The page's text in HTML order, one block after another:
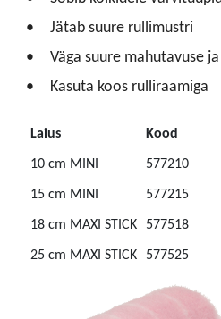
Jätab suure rullimustri
Väga suure mahutavuse
Kasuta koos rulliraamiga
Laius
Kood
10 cm MINI
577210
15 cm MINI
577215
18 cm MAXI STICK 577518
25 cm MAXI STICK 577525